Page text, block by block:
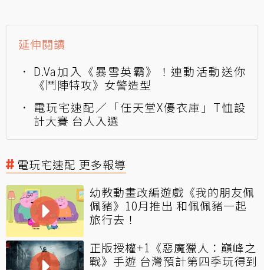
延伸閱讀
D.Va加入《暴雪英霸》！連動活動送你
《鬥陣特攻》女警造型
電玩宅速配／「任天堂X優衣庫」T恤設
計大賽 台人入選
電玩宅速配 更多報導
幼教動畫改編遊戲《我的朋友佩
佩豬》10月推出 和佩佩豬一起
旅行去！
正版授權+1《惡魔獵人：巔峰之
戰》手遊 台灣預計第四季玩得到